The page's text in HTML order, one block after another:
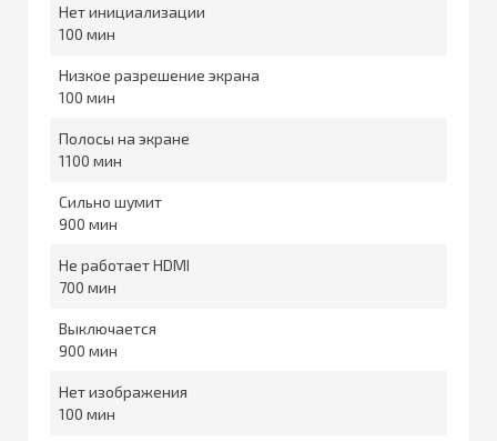
Нет инициализации
100
Низкое разрешение экрана
100
Полосы на экране
1100
Сильно шумит
900
Не работает HDMI
700
Выключается
900
Нет изображения
100